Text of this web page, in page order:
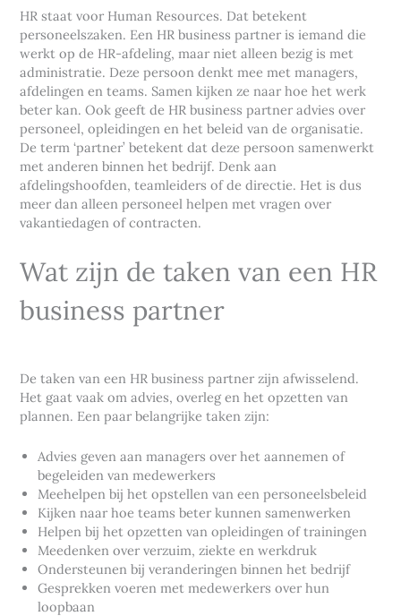
HR staat voor Human Resources. Dat betekent
personeelszaken. Een HR business partner is iemand die
werkt op de HR-afdeling, maar niet alleen bezig is met
administratie. Deze persoon denkt mee met managers,
afdelingen en teams. Samen kijken ze naar hoe het werk
beter kan. Ook geeft de HR business partner advies over
personeel, opleidingen en het beleid van de organisatie.
De term ‘partner’ betekent dat deze persoon samenwerkt
met anderen binnen het bedrijf. Denk aan
afdelingshoofden, teamleiders of de directie. Het is dus
meer dan alleen personeel helpen met vragen over
vakantiedagen of contracten.
Wat zijn de taken van een HR
business partner
De taken van een HR business partner zijn afwisselend.
Het gaat vaak om advies, overleg en het opzetten van
plannen. Een paar belangrijke taken zijn:
Advies geven aan managers over het aannemen of
begeleiden van medewerkers
Meehelpen bij het opstellen van een personeelsbeleid
Kijken naar hoe teams beter kunnen samenwerken
Helpen bij het opzetten van opleidingen of trainingen
Meedenken over verzuim, ziekte en werkdruk
Ondersteunen bij veranderingen binnen het bedrijf
Gesprekken voeren met medewerkers over hun
loopbaan